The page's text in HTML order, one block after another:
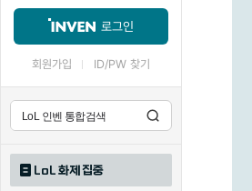
로그인
회원가입 ID/PW 찾기
LoL 화제 집중